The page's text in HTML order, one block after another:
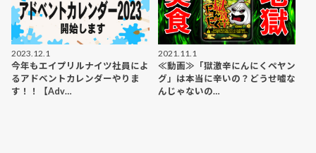
2023.12.1
今年もエイプリルナイツ社員によ
るアドベントカレンダーやりま
す！！【Adv…
2021.11.1
≪動画≫「獄激辛にんにくペヤン
グ」は本当に辛いの？どうせ嘘な
んじゃないの…